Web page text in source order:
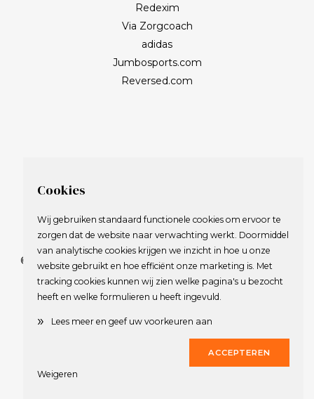
Redexim
Via Zorgcoach
adidas
Jumbosports.com
Reversed.com
© 2009-2023 Nederlandse Vereniging van Golfspelende
Journalisten.
Alle rechten voorbehouden.
Privacy Statement
Deze website werd gerealiseerd doorDirk
Cookies
Wij gebruiken standaard functionele cookies om ervoor te
zorgen dat de website naar verwachting werkt. Doormiddel
van analytische cookies krijgen we inzicht in hoe u onze
website gebruikt en hoe efficiënt onze marketing is. Met
tracking cookies kunnen wij zien welke pagina's u bezocht
heeft en welke formulieren u heeft ingevuld.
» Lees meer en geef uw voorkeuren aan
ACCEPTEREN
Weigeren